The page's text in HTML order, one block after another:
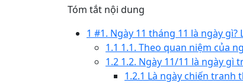
Tóm tắt nội dung
1 #1. Ngày 11 tháng 11 là ngày gì?
1.1 1.1. Theo quan niệm của
1.2 1.2. Ngày 11/11 là ngày gì
1.2.1 Là ngày chiến tranh